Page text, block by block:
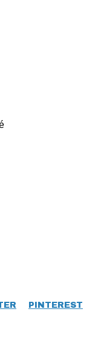
PINTEREST